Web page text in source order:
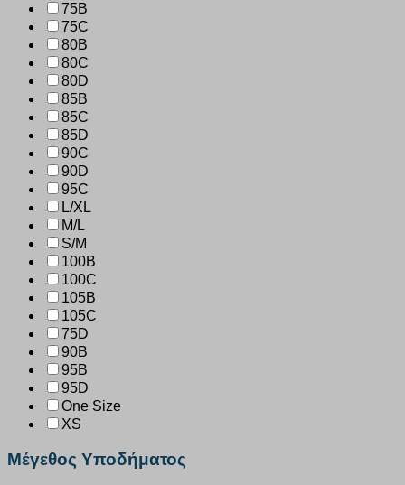
75B
75C
80B
80C
80D
85B
85C
85D
90C
90D
95C
L/XL
M/L
S/M
100B
100C
105B
105C
75D
90B
95B
95D
One Size
XS
Μέγεθος Υποδήματος